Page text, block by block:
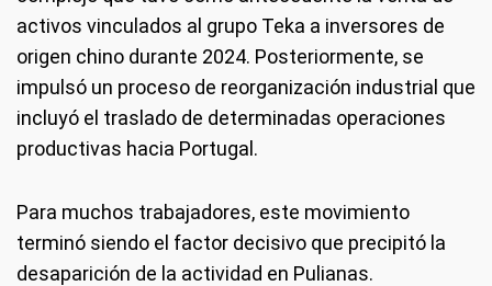
activos vinculados al grupo Teka a inversores de
origen chino durante 2024. Posteriormente, se
impulsó un proceso de reorganización industrial que
incluyó el traslado de determinadas operaciones
productivas hacia Portugal.
Para muchos trabajadores, este movimiento
terminó siendo el factor decisivo que precipitó la
desaparición de la actividad en Pulianas.